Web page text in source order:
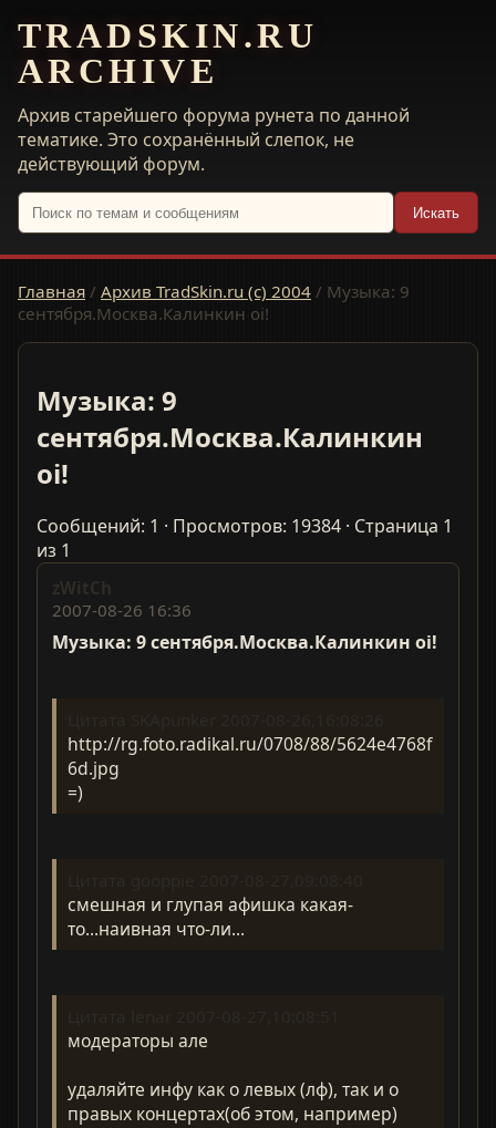
TRADSKIN.RU
ARCHIVE
Архив старейшего форума рунета по данной
тематике. Это сохранённый слепок, не
действующий форум.
Искать
Главная / Архив TradSkin.ru (с) 2004 / Музыка: 9
сентября.Москва.Калинкин oi!
Музыка: 9
сентября.Москва.Калинкин
oi!
Сообщений: 1 · Просмотров: 19384 · Страница 1
из 1
zWitCh
2007-08-26 16:36
Музыка: 9 сентября.Москва.Калинкин oi!
http://rg.foto.radikal.ru/0708/88/5624e4768f
6d.jpg
=)
смешная и глупая афишка какая-
то...наивная что-ли...
модераторы але
удаляйте инфу как о левых (лф), так и о
правых концертах(об этом, например)